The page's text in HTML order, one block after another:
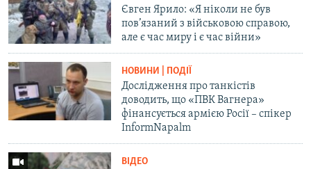
Євген Ярило: «Я ніколи не був
пов’язаний з військовою справою,
але є час миру і є час війни»
НОВИНИ | ПОДІЇ
Дослідження про танкістів
доводить, що «ПВК Вагнера»
фінансується армією Росії – спікер
InformNapalm
ВІДЕО